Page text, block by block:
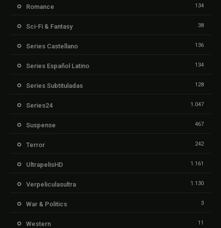
Romance 134
Sci-Fi & Fantasy 38
Series Castellano 136
Series Español Latino 134
Series Subtituladas 128
Series24 1.047
Suspense 467
Terror 242
UltrapelisHD 1.161
Verpeliculasultra 1.130
War & Politics 3
Western 11